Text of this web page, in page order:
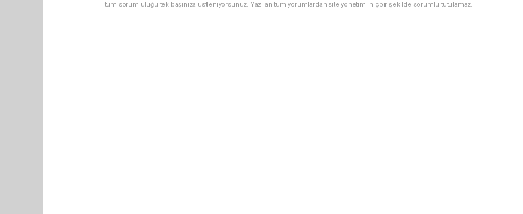
tüm sorumluluğu tek başınıza üstleniyorsunuz. Yazılan tüm yorumlardan site yönetimi hiçbir şekilde sorumlu tutulamaz.